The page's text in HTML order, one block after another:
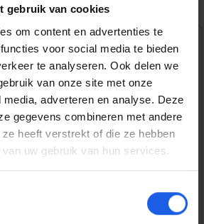
gebruik van cookies
om content en advertenties te
voor social media te bieden
te analyseren. Ook delen we
van onze site met onze
adverteren en analyse. Deze
gegevens combineren met andere
heeft verstrekt of die ze hebben
uw gebruik van hun services.
verzendkosten
nu
EAN: